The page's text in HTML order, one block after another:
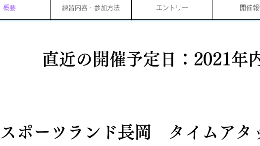
概要 練習内容・参加方法 エントリー 開催
スポーツランド長岡 タイムアタ
直近の開催予定日：2021年